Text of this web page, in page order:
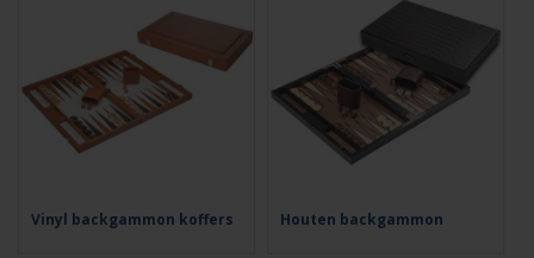
Vinyl backgammon koffers Houten backgammon